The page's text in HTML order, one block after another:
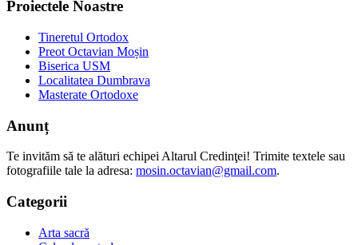
Proiectele Noastre
Tineretul Ortodox
Preot Octavian Moșin
Biserica USM
Localitatea Dumbrava
Masterate Ortodoxe
Anunț
Te invităm să te alături echipei Altarul Credinţei! Trimite textele sau
fotografiile tale la adresa: mosin.octavian@gmail.com.
Categorii
Arta sacră